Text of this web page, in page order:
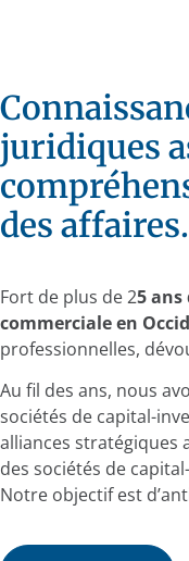
juridiques
des affaires.
Fort de plus de 25 ans
commerciale en
professionnelles,
Au fil des ans, nous
sociétés de capital-
alliances stratégiques
des sociétés de
Notre objectif est